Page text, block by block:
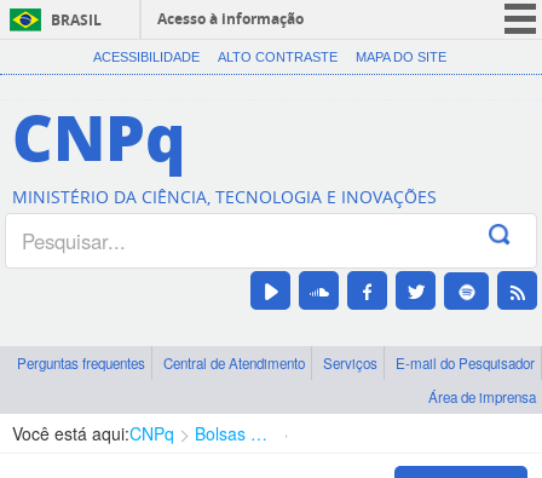
BRASIL
Acesso à informação
CORONAVÍRUS (COVID-19)
Canais
ACESSIBILIDADE ALTO CONTRASTE MAPA DO SITE
CNPq
MINISTÉRIO DA CIÊNCIA, TECNOLOGIA E INOVAÇÕES
Perguntas frequentes Central de Atendimento Serviços
E-mail do Pesquisador
Área de imprensa
Você está aqui:CNPq Bolsas e Auxílios Vigentes